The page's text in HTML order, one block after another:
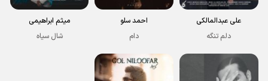
علی عبدالمالکی
دلم تنگه
احمد سلو
دام
میثم ابراهیمی
شال سیاه